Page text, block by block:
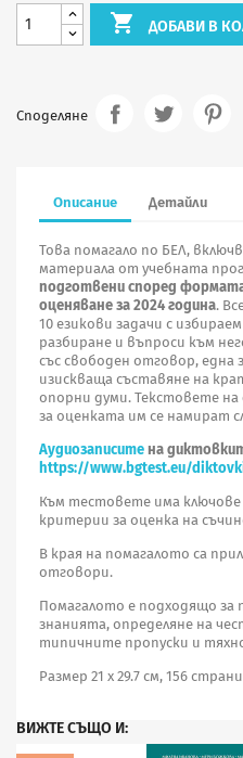
 ДОБАВИ В
Споделяне
Описание Детайли
Това помагало по БЕЛ,
материала от учебната
подготвени според
оценяване за 2024 година.
10 езикови задачи с
разбиране и въпроси към
със свободен отговор, една
изискваща съставяне на
опорни думи. Текстовете
за оценката им се намират
Аудиозаписите на
https://www.bgtest.eu/
Към тестовете има
критерии за оценка на
В края на помагалото са
отговори.
Помагалото е подходящо за
знанията, определяне на
типичните пропуски и
Размер 21 х 29.7 см, 156
ВИЖТЕ СЪЩО И: